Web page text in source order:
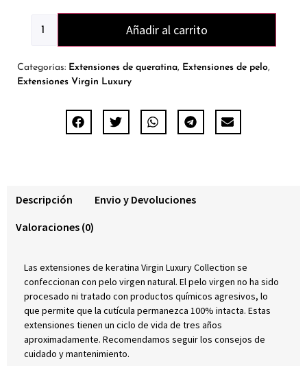
Añadir al carrito
Categorías: Extensiones de queratina, Extensiones de pelo,
Extensiones Virgin Luxury
Descripción
Envio y Devoluciones
Valoraciones (0)
Las extensiones de keratina Virgin Luxury Collection se
confeccionan con pelo virgen natural. El pelo virgen no ha sido
procesado ni tratado con productos químicos agresivos, lo
que permite que la cutícula permanezca 100% intacta. Estas
extensiones tienen un ciclo de vida de tres años
aproximadamente. Recomendamos seguir los consejos de
cuidado y mantenimiento.